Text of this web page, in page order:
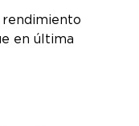
rendimiento
en última